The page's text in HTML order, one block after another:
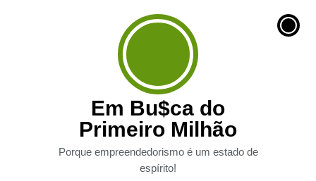
Em Bu$ca do
Primeiro Milhão
Porque empreendedorismo é um estado de
espírito!